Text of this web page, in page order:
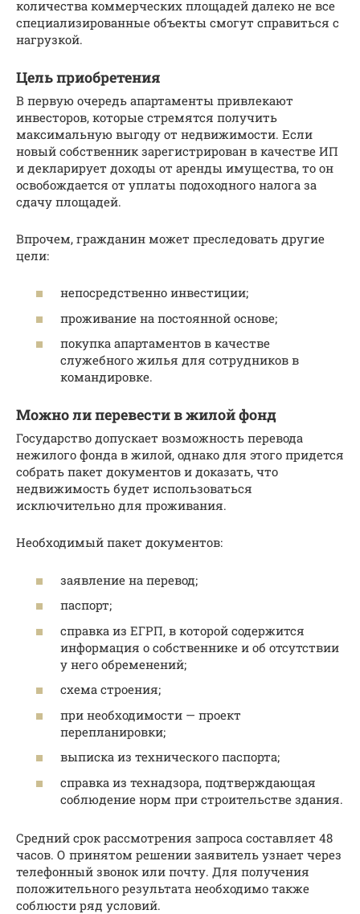
количества коммерческих площадей далеко не все
специализированные объекты смогут справиться с
нагрузкой.
Цель приобретения
В первую очередь апартаменты привлекают
инвесторов, которые стремятся получить
максимальную выгоду от недвижимости. Если
новый собственник зарегистрирован в качестве ИП
и декларирует доходы от аренды имущества, то он
освобождается от уплаты подоходного налога за
сдачу площадей.
Впрочем, гражданин может преследовать другие
цели:
непосредственно инвестиции;
проживание на постоянной основе;
покупка апартаментов в качестве
служебного жилья для сотрудников в
командировке.
Можно ли перевести в жилой фонд
Государство допускает возможность перевода
нежилого фонда в жилой, однако для этого придется
собрать пакет документов и доказать, что
недвижимость будет использоваться
исключительно для проживания.
Необходимый пакет документов:
заявление на перевод;
паспорт;
справка из ЕГРП, в которой содержится
информация о собственнике и об отсутствии
у него обременений;
схема строения;
при необходимости — проект
перепланировки;
выписка из технического паспорта;
справка из технадзора, подтверждающая
соблюдение норм при строительстве здания.
Средний срок рассмотрения запроса составляет 48
часов. О принятом решении заявитель узнает через
телефонный звонок или почту. Для получения
положительного результата необходимо также
соблюсти ряд условий.